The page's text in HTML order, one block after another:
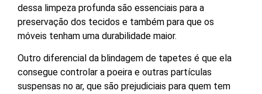
dessa limpeza profunda são essenciais para a
preservação dos tecidos e também para que os
móveis tenham uma durabilidade maior.
Outro diferencial da blindagem de tapetes é que ela
consegue controlar a poeira e outras partículas
suspensas no ar, que são prejudiciais para quem tem